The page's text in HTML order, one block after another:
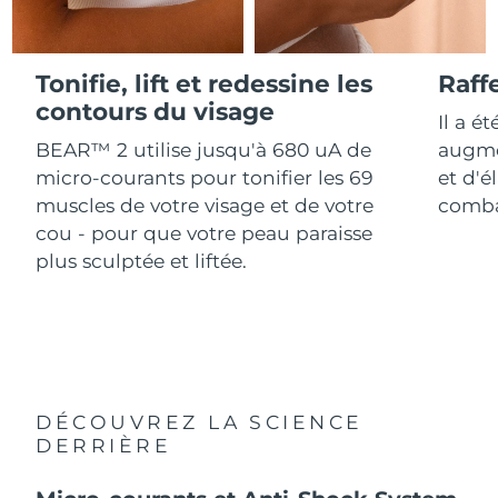
Tonifie, lift et redessine les
contours du visage
BEAR™ 2 utilise jusqu'à 680 uA de
micro-courants pour tonifier les 69
muscles de votre visage et de votre
cou - pour que votre peau paraisse
plus sculptée et liftée.
Il a
et
DÉCOUVREZ LA SCIENCE
DERRIÈRE
For healthy hair
Cosmétiques Hommes
Acheter tout
FOREO APP
Israël Livraison estimée
Italie Livraison estimée 8/8/26
8/11/26
Jersey Livraison estimée 8/13/26
Kazakhstan Livraison estimée
Lituanie